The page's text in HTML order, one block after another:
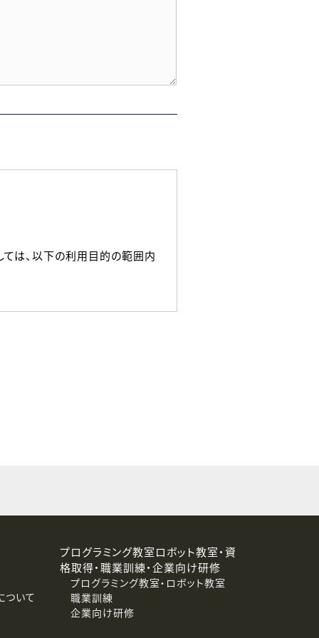
ては、以下の利用目的の範囲内
および第三者への提供停止）
ついて
プログラミング教室ロボット教室・資
格取得・職業訓練・企業向け研修
プログラミング教室・ロボット教室
職業訓練
企業向け研修